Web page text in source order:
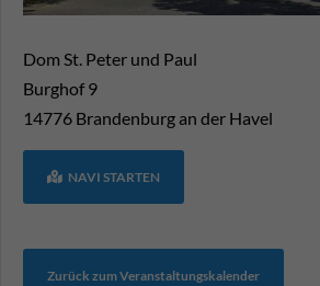
Dom St. Peter und Paul
Burghof 9
14776 Brandenburg an der Havel
NAVI STARTEN
Zurück zum Veranstaltungskalender